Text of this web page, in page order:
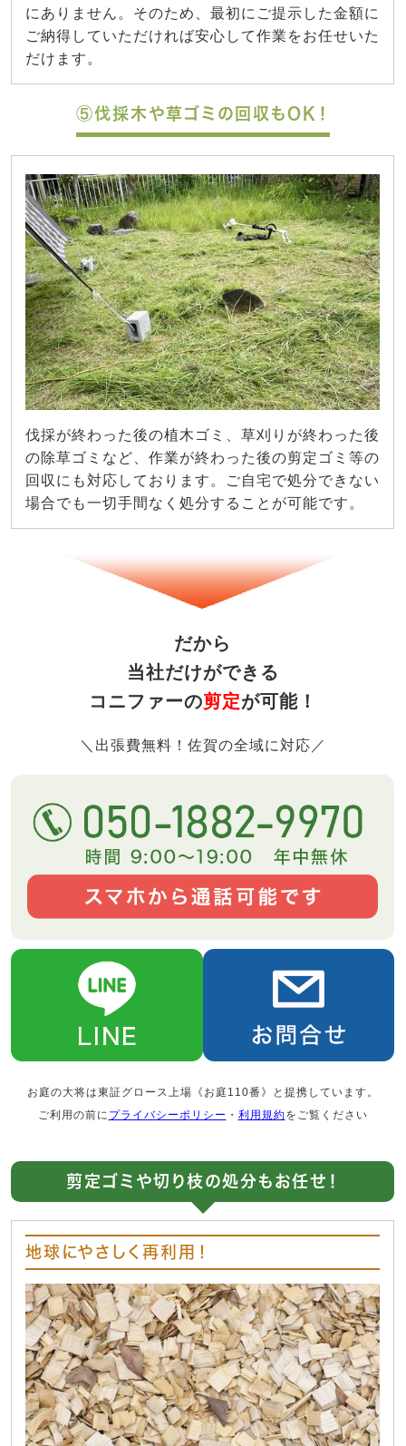
にありません。そのため、最初にご提示した金額に
ご納得していただければ安心して作業をお任せいた
だけます。
⑤伐採木や草ゴミの回収もOK！
伐採が終わった後の植木ゴミ、草刈りが終わった後
の除草ゴミなど、作業が終わった後の剪定ゴミ等の
回収にも対応しております。ご自宅で処分できない
場合でも一切手間なく処分することが可能です。
だから
当社だけができる
コニファーの剪定が可能！
＼出張費無料！佐賀の全域に対応／
お庭の大将は東証グロース上場《お庭110番》と提携しています。
ご利用の前に プライバシーポリシー ・ 利用規約をご覧ください
剪定ゴミや切り枝の処分もお任せ！
地球にやさしく再利用！